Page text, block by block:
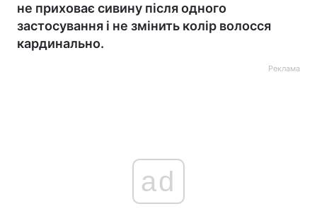
не приховає сивину після одного
застосування і не змінить колір волосся
кардинально.
Реклама
ad